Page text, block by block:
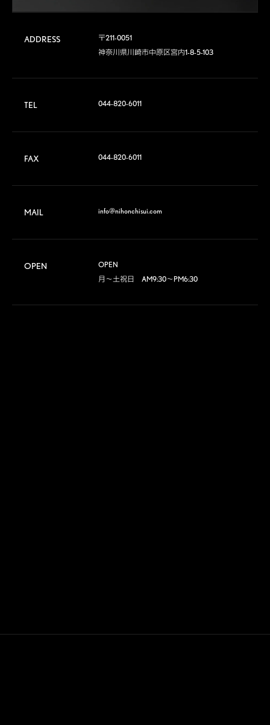
ADDRESS
〒211-0051
神奈川県川崎市中原区宮内1-8-5-103
TEL 044-820-6011
FAX 044-820-6011
MAIL info@nihonchisui.com
OPEN
OPEN
月～土祝日　AM9:30～PM6:30